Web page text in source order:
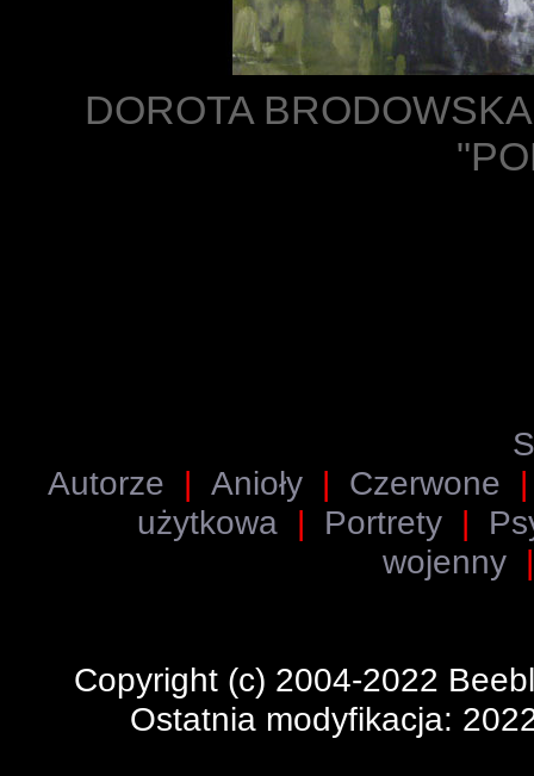
DOROTA
Autorze | Anioły | Czerwone
użytkowa| Portrety|
wojenny
Copyright (c) 2004-2022
Ostatnia modyfikacja: